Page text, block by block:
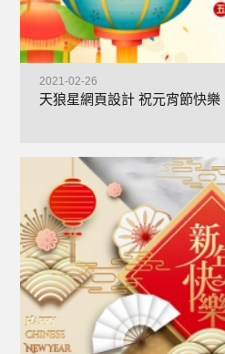
2021-02-26
天狼星網頁設計 祝元宵節快樂
+